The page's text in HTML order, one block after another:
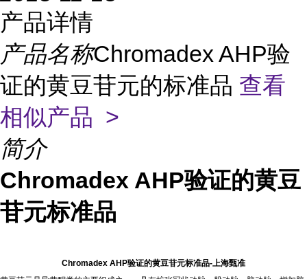
产品详情
产品名称Chromadex AHP验
证的黄豆苷元的标准品 查看
相似产品 >
简介
Chromadex AHP验证的黄豆
苷元标准品
Chromadex AHP验证的黄豆苷元标准品-上海甄准